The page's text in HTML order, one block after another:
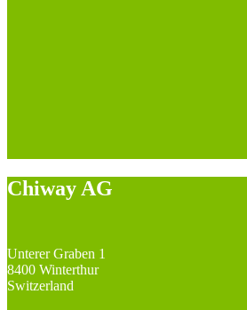
Chiway AG
Unterer Graben 1
8400 Winterthur
Switzerland